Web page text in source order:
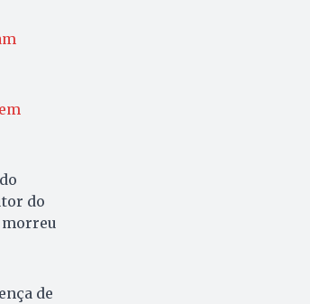
do
de